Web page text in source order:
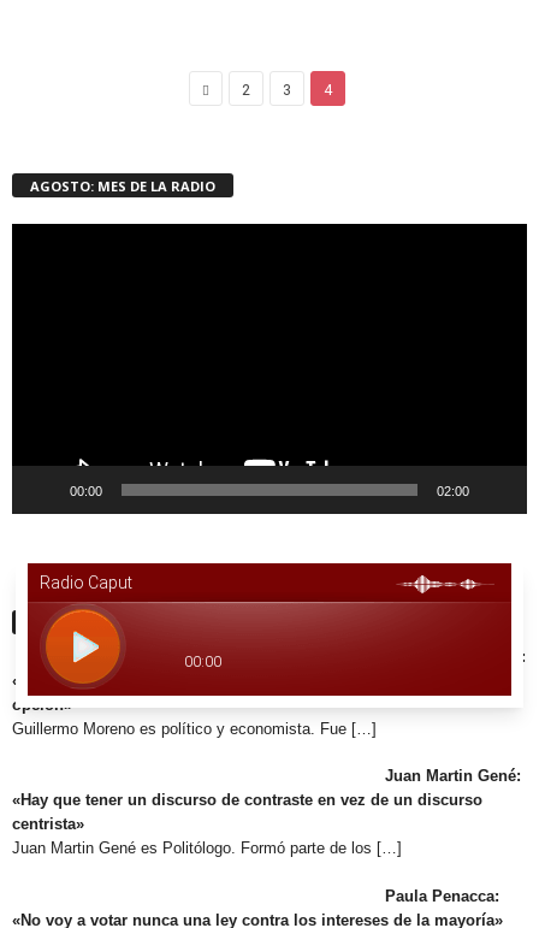
2 3 4
AGOSTO: MES DE LA RADIO
00:00 02:00
Últimas Noticias
Guillermo Moreno:
«Con radicales controlando y peronistas trabajando hay una buena
opción»
Guillermo Moreno es político y economista. Fue […]
Juan Martin Gené:
«Hay que tener un discurso de contraste en vez de un discurso
centrista»
Juan Martin Gené es Politólogo. Formó parte de los […]
Paula Penacca:
«No voy a votar nunca una ley contra los intereses de la mayoría»